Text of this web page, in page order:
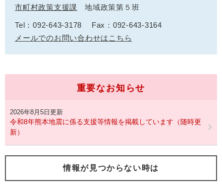
市町村政策支援課 地域政策第５班
Tel：092-643-3178
Fax：092-643-3164
メールでのお問い合わせはこちら
重要なお知らせ
2026年8月5日更新
令和8年熊本地震に係る支援等情報を掲載しています（随時更
新）
情報が見つからない時は